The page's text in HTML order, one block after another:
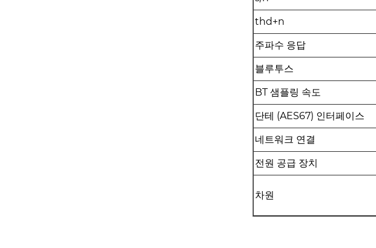
thd+n
주파수 응답
블루투스
BT 샘플링 속도
단테 (AES67) 인터페이스
네트워크 연결
전원 공급 장치
차원